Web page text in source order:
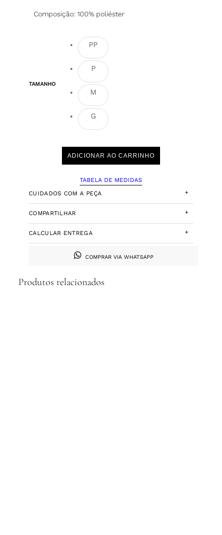
Composição: 100% poliéster
TAMANHO
PP
P
M
G
ADICIONAR AO CARRINHO
TABELA DE MEDIDAS
CUIDADOS COM A PEÇA
+
COMPARTILHAR +
CALCULAR ENTREGA +
COMPRAR VIA WHATSAPP
Produtos relacionados